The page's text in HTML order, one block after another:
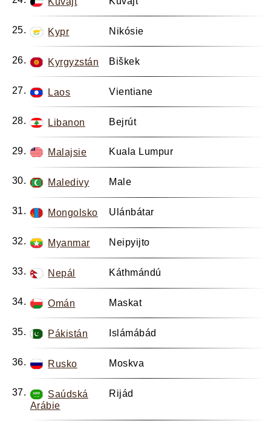
Kypr Nikósie
Kyrgyzstán Biškek
Laos Vientiane
Libanon Bejrút
Malajsie Kuala Lumpur
Maledivy Male
Mongolsko Ulánbátar
Myanmar Neipyijto
Nepál Káthmándú
Omán Maskat
Pákistán Islámábád
Rusko Moskva
Saúdská
Arábie
Rijád